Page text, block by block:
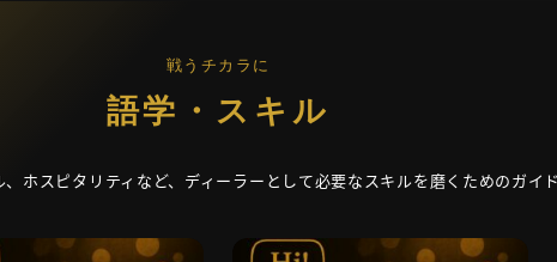
戦うチカラに
語学・スキル
ホスピタリティなど、ディーラーとして必要なスキルを磨くためのガイド